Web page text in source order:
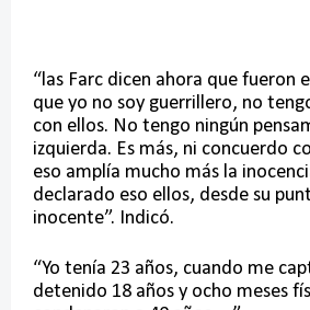
“las Farc dicen ahora que fueron
que yo no soy guerrillero, no
con ellos. No tengo ningún
izquierda. Es más, ni concuerdo
eso amplía mucho más la
declarado eso ellos, desde su
inocente”. Indicó.
“Yo tenía 23 años, cuando me
detenido 18 años y ocho meses